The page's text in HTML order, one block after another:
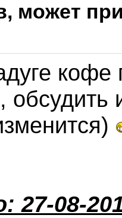
может
кофе
обсудить
27-08-